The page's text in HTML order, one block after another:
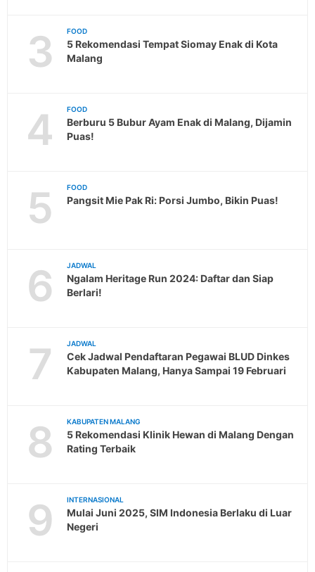
3 FOOD
5 Rekomendasi Tempat Siomay Enak di Kota
Malang
4 FOOD
Berburu 5 Bubur Ayam Enak di Malang, Dijamin
Puas!
5 FOOD
Pangsit Mie Pak Ri: Porsi Jumbo, Bikin Puas!
6 JADWAL
Ngalam Heritage Run 2024: Daftar dan Siap
Berlari!
7 JADWAL
Cek Jadwal Pendaftaran Pegawai BLUD Dinkes
Kabupaten Malang, Hanya Sampai 19 Februari
8 KABUPATEN MALANG
5 Rekomendasi Klinik Hewan di Malang Dengan
Rating Terbaik
9 INTERNASIONAL
Mulai Juni 2025, SIM Indonesia Berlaku di Luar
Negeri